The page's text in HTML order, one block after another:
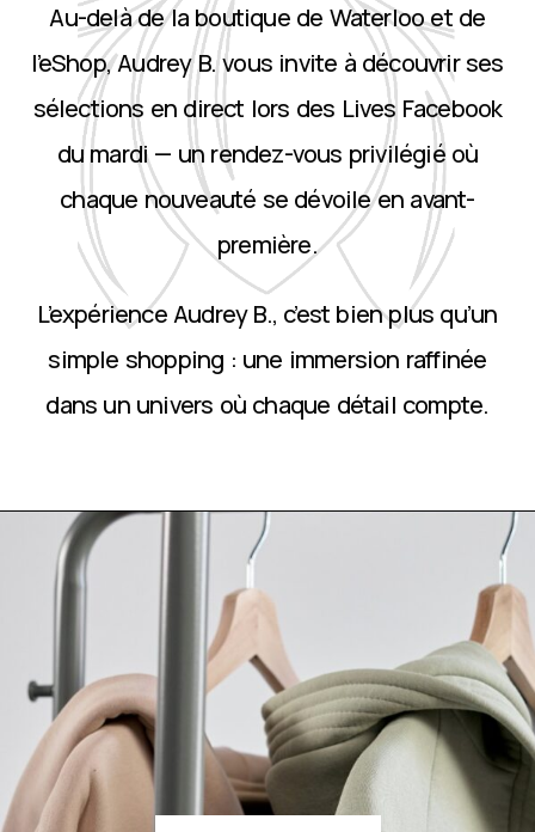
Au-delà de la boutique de Waterloo et de
l’eShop, Audrey B. vous invite à découvrir ses
sélections en direct lors des Lives Facebook
du mardi — un rendez-vous privilégié où
chaque nouveauté se dévoile en avant-
première.
L’expérience Audrey B., c’est bien plus qu’un
simple shopping : une immersion raffinée
dans un univers où chaque détail compte.